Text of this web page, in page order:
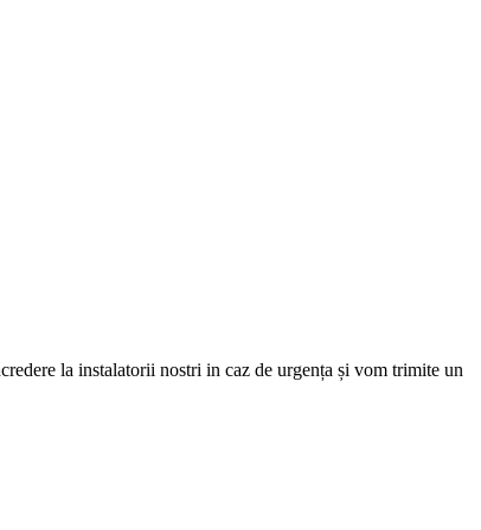
la instalatorii nostri in caz de urgența și vom trimite un